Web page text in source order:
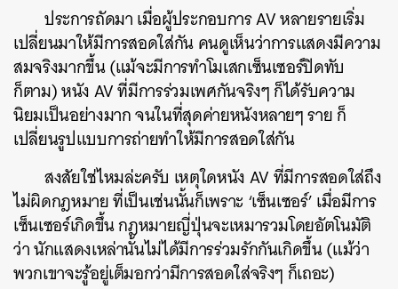
ประการถัดมา เมื่อผู้ประกอบการ AV หลายรายเริ่ม
เปลี่ยนมาให้มีการสอดใส่กัน คนดูเห็นว่าการแสดงมีความ
สมจริงมากขึ้น (แม้จะมีการทำโมเสกเซ็นเซอร์ปิดทับ
ก็ตาม) หนัง AV ที่มีการร่วมเพศกันจริงๆ ก็ได้รับความ
นิยมเป็นอย่างมาก จนในที่สุดค่ายหนังหลายๆ ราย ก็
เปลี่ยนรูปแบบการถ่ายทำให้มีการสอดใส่กัน
สงสัยใช่ไหมล่ะครับ เหตุใดหนัง AV ที่มีการสอดใส่ถึง
ไม่ผิดกฎหมาย ที่เป็นเช่นนั้นก็เพราะ ‘เซ็นเซอร์’ เมื่อมีการ
เซ็นเซอร์เกิดขึ้น กฎหมายญี่ปุ่นจะเหมารวมโดยอัตโนมัติ
ว่า นักแสดงเหล่านั้นไม่ได้มีการร่วมรักกันเกิดขึ้น (แม้ว่า
พวกเขาจะรู้อยู่เต็มอกว่ามีการสอดใส่จริงๆ ก็เถอะ)